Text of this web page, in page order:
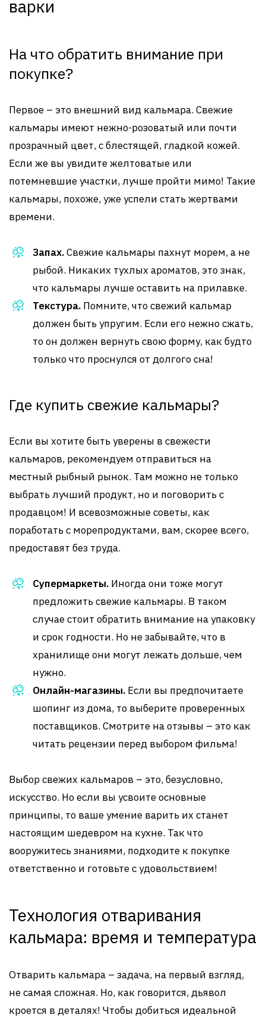
варки
На что обратить внимание при
покупке?
Первое – это внешний вид кальмара. Свежие
кальмары имеют нежно-розоватый или почти
прозрачный цвет, с блестящей, гладкой кожей.
Если же вы увидите желтоватые или
потемневшие участки, лучше пройти мимо! Такие
кальмары, похоже, уже успели стать жертвами
времени.
Запах.Свежие кальмары пахнут морем, а не
рыбой. Никаких тухлых ароматов, это знак,
что кальмары лучше оставить на прилавке.
Текстура. Помните, что свежий кальмар
должен быть упругим. Если его нежно сжать,
то он должен вернуть свою форму, как будто
только что проснулся от долгого сна!
Где купить свежие кальмары?
Если вы хотите быть уверены в свежести
кальмаров, рекомендуем отправиться на
местный рыбный рынок. Там можно не только
выбрать лучший продукт, но и поговорить с
продавцом! И всевозможные советы, как
поработать с морепродуктами, вам, скорее всего,
предоставят без труда.
Супермаркеты. Иногда они тоже могут
предложить свежие кальмары. В таком
случае стоит обратить внимание на упаковку
и срок годности. Но не забывайте, что в
хранилище они могут лежать дольше, чем
нужно.
Онлайн-магазины. Если вы предпочитаете
шопинг из дома, то выберите проверенных
поставщиков. Смотрите на отзывы – это как
читать рецензии перед выбором фильма!
Выбор свежих кальмаров – это, безусловно,
искусство. Но если вы усвоите основные
принципы, то ваше умение варить их станет
настоящим шедевром на кухне. Так что
вооружитесь знаниями, подходите к покупке
ответственно и готовьте с удовольствием!
Технология отваривания
кальмара: время и температура
Отварить кальмара – задача, на первый взгляд,
не самая сложная. Но, как говорится, дьявол
кроется в деталях! Чтобы добиться идеальной